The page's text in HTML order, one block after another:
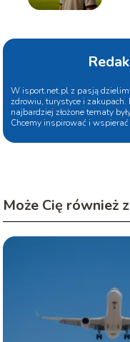
W isport.net.pl z pasją
zdrowiu, turystyce i
najbardziej złożone tematy
Chcemy inspirować i
Może Cię również